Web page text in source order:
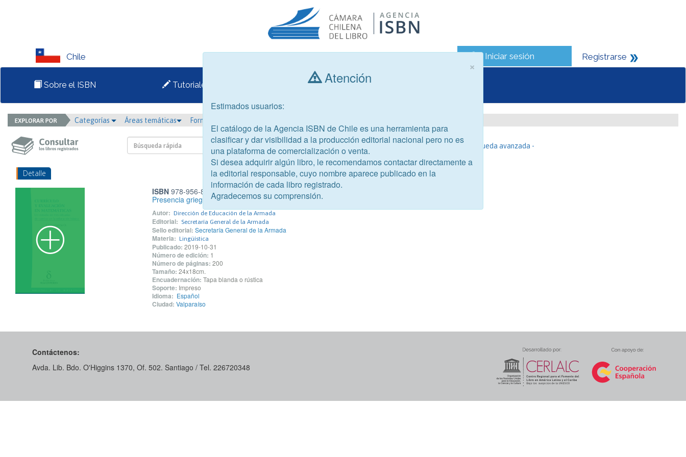
Chile Iniciar sesión Registrarse
Sobre el ISBN Tutoriales Consultar libros
Categorías Áreas temáticas Formato
- Búsqueda avanzada -
Detalle
ISBN978-956-8080-31-0
Presencia griega en el léxico español
Autor: Dirección de Educación de la Armada
Editorial: Secretaría General de la Armada
Sello editorial: Secretaría General de la Armada
Materia: Lingüística
Publicado: 2019-10-31
Número de edición: 1
Número de páginas: 200
Tamaño: 24x18cm.
Encuadernación: Tapa blanda o rústica
Soporte: Impreso
Idioma: Español
Ciudad: Valparaíso
Contáctenos:
Avda. Lib. Bdo. O'Higgins 1370, Of. 502. Santiago / Tel. 226720348
×
Atención
Estimados usuarios:
El catálogo de la Agencia ISBN de Chile es una herramienta para
clasificar y dar visibilidad a la producción editorial nacional pero no es
una plataforma de comercialización o venta.
Si desea adquirir algún libro, le recomendamos contactar directamente a
la editorial responsable, cuyo nombre aparece publicado en la
información de cada libro registrado.
Agradecemos su comprensión.